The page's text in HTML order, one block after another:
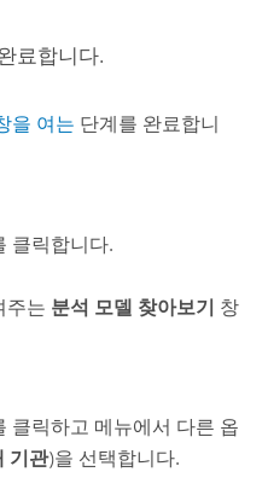
료합니다.
을 여는 단계를 완료합니
클릭합니다.
주는 분석 모델 찾아보기 창
클릭하고 메뉴에서 다른 옵
기관)을 선택합니다.